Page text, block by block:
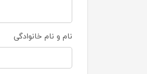
نام و نام خانوادگی